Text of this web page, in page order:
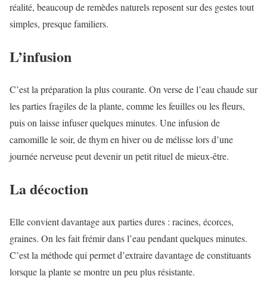
réalité, beaucoup de remèdes naturels reposent sur des gestes tout
simples, presque familiers.
L’infusion
C’est la préparation la plus courante. On verse de l’eau chaude sur
les parties fragiles de la plante, comme les feuilles ou les fleurs,
puis on laisse infuser quelques minutes. Une infusion de
camomille le soir, de thym en hiver ou de mélisse lors d’une
journée nerveuse peut devenir un petit rituel de mieux-être.
La décoction
Elle convient davantage aux parties dures : racines, écorces,
graines. On les fait frémir dans l’eau pendant quelques minutes.
C’est la méthode qui permet d’extraire davantage de constituants
lorsque la plante se montre un peu plus résistante.